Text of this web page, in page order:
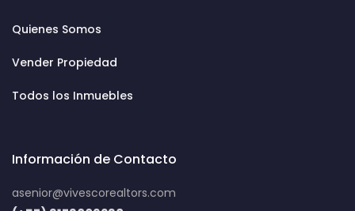
Quienes Somos
Vender Propiedad
Todos los Inmuebles
Información de Contacto
asenior@vivescorealtors.com